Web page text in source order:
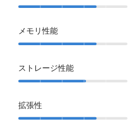
メモリ性能
ストレージ性能
拡張性